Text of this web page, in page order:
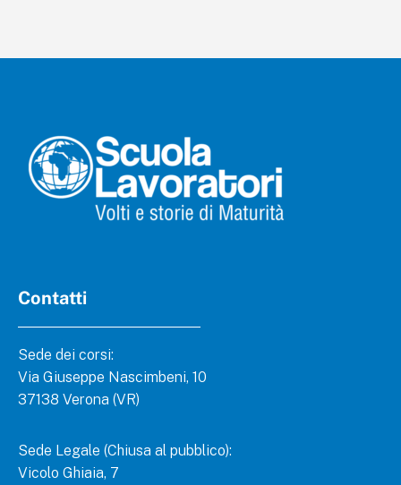
Contatti
Sede dei corsi:
Via Giuseppe Nascimbeni, 10
37138 Verona (VR)
Sede Legale (Chiusa al pubblico):
Vicolo Ghiaia, 7